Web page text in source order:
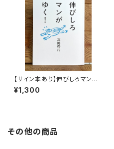
【サイン本あり】伸びしろマンが
ゆく！
¥1,300
その他の商品